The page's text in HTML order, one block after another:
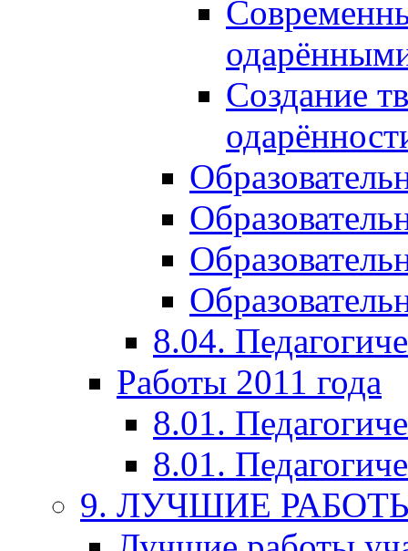
Создание
8.04.
Работы 2011 года
8.01.
8.01.
9. ЛУЧШИЕ